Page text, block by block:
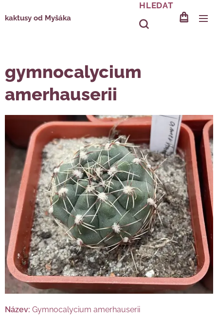
kaktusy od Myšáka
HLEDAT
gymnocalycium
amerhauserii
Název: Gymnocalycium amerhauserii